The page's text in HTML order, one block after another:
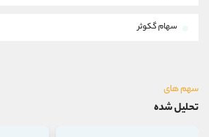
سهام گکوثر
سهم های
تحلیل شده